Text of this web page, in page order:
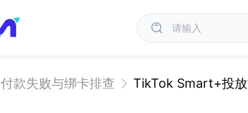
付款失败与绑卡排查 TikTok Smart+投